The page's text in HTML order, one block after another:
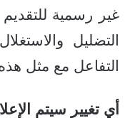
غير رسمية
التضليل
التفاعل مع مثل
أي تغيير سيتم